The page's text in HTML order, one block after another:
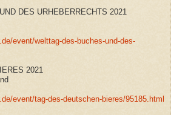
DES URHEBERRECHTS 2021
event/welttag-des-buches-und-des-
2021
event/tag-des-deutschen-bieres/95185.html